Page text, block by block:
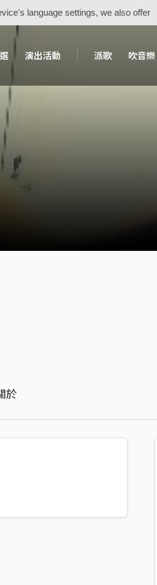
language settings, we also offer
演出活動 派歌 吹音樂
於